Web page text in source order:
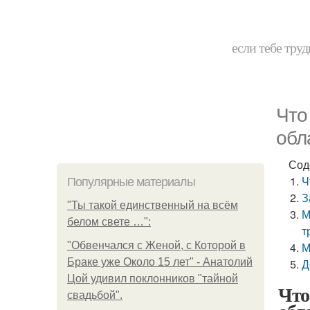
если тебе
Популярные материалы
"Ты такой единственный на всём
белом свете …":
"Обвенчался с Женой, с Которой в
Браке уже Около 15 лет" - Анатолий
Цой удивил поклонников "тайной
свадьбой".